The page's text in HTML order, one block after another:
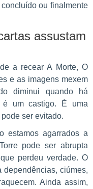
ou finalmente
assustam
a recear A Morte, O
e as imagens mexem
diminui quando há
é um castigo. É uma
ser evitado.
estamos agarrados a
pode ser abrupta
perdeu verdade. O
dependências, ciúmes,
Ainda assim,